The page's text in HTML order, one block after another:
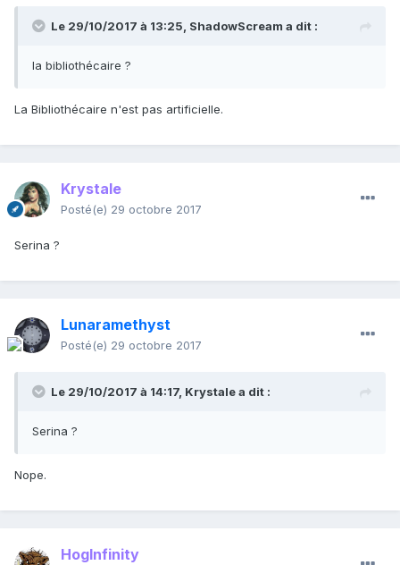
Le 29/10/2017 à 13:25, ShadowScream a dit :
la bibliothécaire ?
La Bibliothécaire n'est pas artificielle.
Krystale
Posté(e) 29 octobre 2017
Serina ?
Lunaramethyst
Posté(e) 29 octobre 2017
Le 29/10/2017 à 14:17, Krystalea dit :
Serina ?
Nope.
HogInfinity